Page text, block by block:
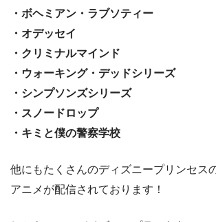
・ボヘミアン・ラブソティー
・オデッセイ
・クリミナルマインド
・ウォーキング・デッドシリーズ
・シンプソンズシリーズ
・スノードロップ
・キミと僕の警察学校
他にもたくさんのディズニープリンセス
アニメが配信されております！